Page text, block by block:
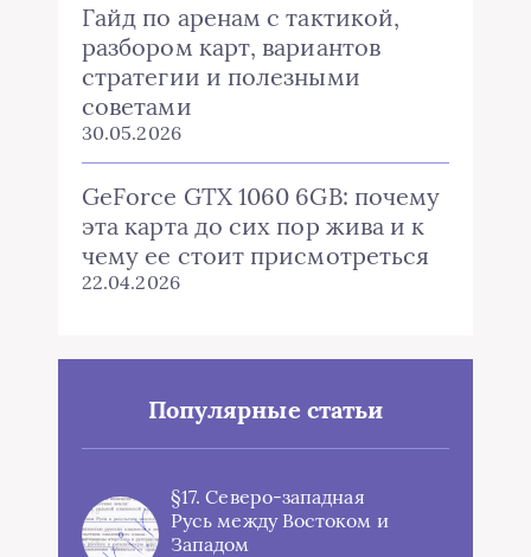
Гайд по аренам с тактикой,
разбором карт, вариантов
стратегии и полезными
советами
30.05.2026
GeForce GTX 1060 6GB: почему
эта карта до сих пор жива и к
чему ее стоит присмотреться
22.04.2026
Популярные статьи
§17. Северо-западная
Русь между Востоком и
Западом